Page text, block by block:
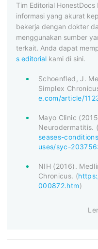
Tim Editorial
informasi yang akurat
bekerja dengan dokter
menggunakan sumber
terkait. Anda dapat
s editorial kami di sini.
Schoenfled, J.
Simplex
e.com/article/
Mayo Clinic
Neurodermatitis. (
seases-
uses/syc-
NIH (2016).
Chronicus. (
000872.htm)